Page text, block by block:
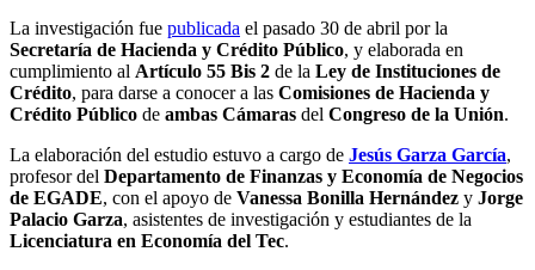
La investigación fue publicada el pasado 30 de abril por la
Secretaría de Hacienda y Crédito Público, y elaborada en
cumplimiento al Artículo 55 Bis 2 de la Ley de Instituciones de
Crédito, para darse a conocer a las Comisiones de Hacienda y
Crédito Público de ambas Cámaras del Congreso de la Unión.
La elaboración del estudio estuvo a cargo de Jesús Garza García,
profesor del Departamento de Finanzas y Economía de Negocios
de EGADE, con el apoyo de Vanessa Bonilla Hernández y Jorge
Palacio Garza, asistentes de investigación y estudiantes de la
Licenciatura en Economía del Tec.